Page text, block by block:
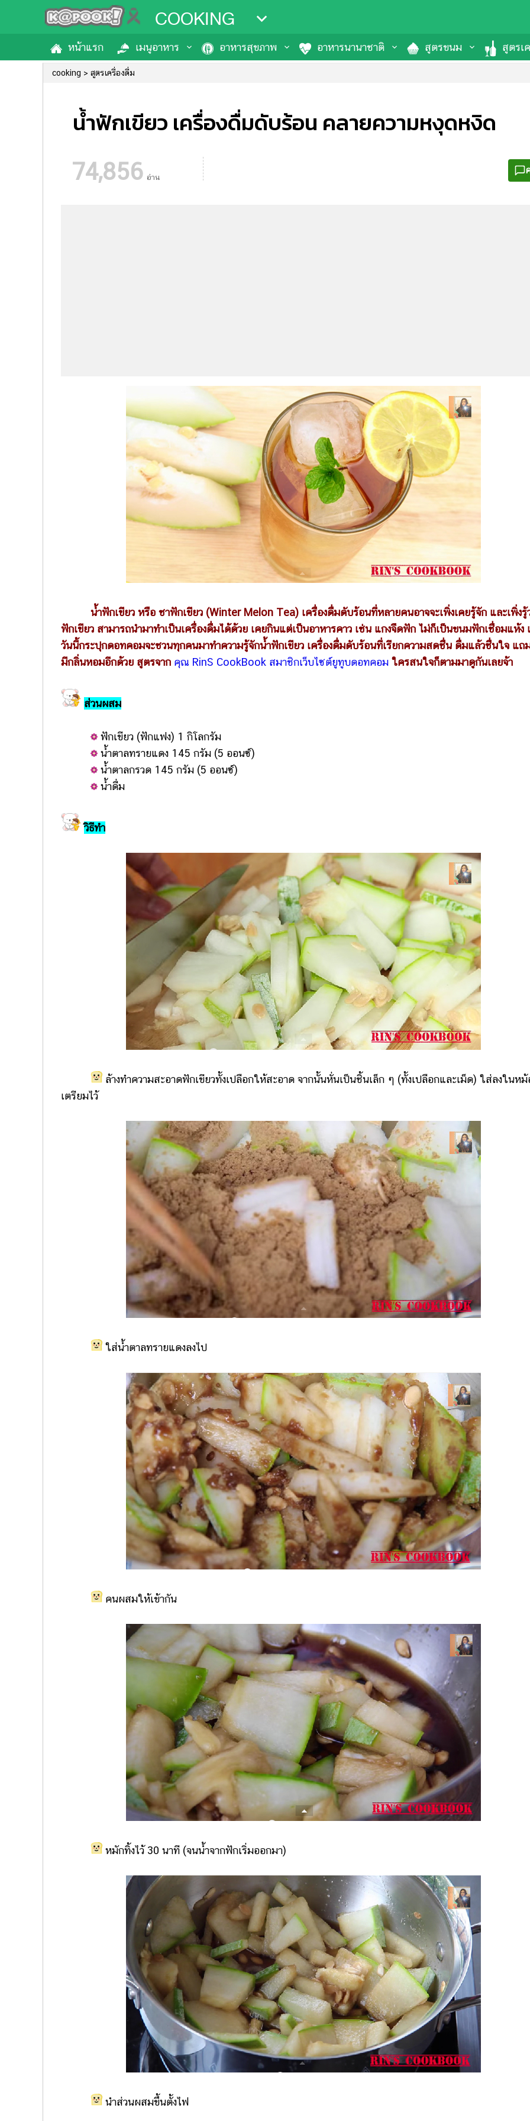
COOKING
หน้าแรก เมนูอาหาร อาหารสุขภาพ อาหารนานาชาติ สูตรขนม สูตรเ
cooking สูตรเครื่องดื่ม
น้ำฟักเขียว เครื่องดื่มดับร้อน คลายความหงุดหงิด
74,856 อ่าน
น้ำฟักเขียว หรือ ชาฟักเขียว (Winter Melon Tea) เครื่องดื่มดับร้อนที่หลายคนอาจจะเพิ่งเคยรู้จัก และเพิ่งรู้
ฟักเขียว สามารถนำมาทำเป็นเครื่องดื่มได้ด้วย เคยกินแต่เป็นอาหารคาว เช่น แกงจืดฟัก ไม่ก็เป็นขนมฟักเชื่อมแห้ง
วันนี้กระปุกดอทคอมจะชวนทุกคนมาทำความรู้จักน้ำฟักเขียว เครื่องดื่มดับร้อนที่เรียกความสดชื่น ดื่มแล้วชื่นใจ แถ
มีกลิ่นหอมอีกด้วย สูตรจาก คุณ RinS CookBook สมาชิกเว็บไซต์ยูทูบดอทคอม ใครสนใจก็ตามมาดูกันเลยจ้า
ส่วนผสม
ฟักเขียว (ฟักแฟง) 1 กิโลกรัม
น้ำตาลทรายแดง 145 กรัม (5 ออนซ์)
น้ำตาลกรวด 145 กรัม (5 ออนซ์)
น้ำดื่ม
วิธีทำ
ล้างทำความสะอาดฟักเขียวทั้งเปลือกให้สะอาด จากนั้นหั่นเป็นชิ้นเล็ก ๆ (ทั้งเปลือกและเม็ด) ใส่ลงในหม้
เตรียมไว้
ใส่น้ำตาลทรายแดงลงไป
คนผสมให้เข้ากัน
หมักทิ้งไว้ 30 นาที (จนน้ำจากฟักเริ่มออกมา)
นำส่วนผสมขึ้นตั้งไฟ